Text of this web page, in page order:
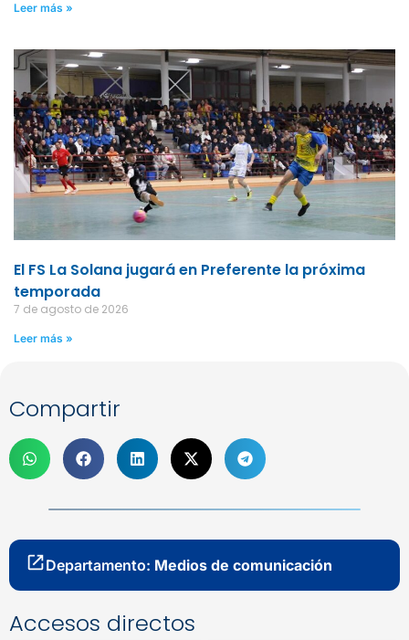
Leer más »
El FS La Solana jugará en Preferente la próxima
temporada
7 de agosto de 2026
Leer más »
Compartir
Departamento: Medios de comunicación
Accesos directos